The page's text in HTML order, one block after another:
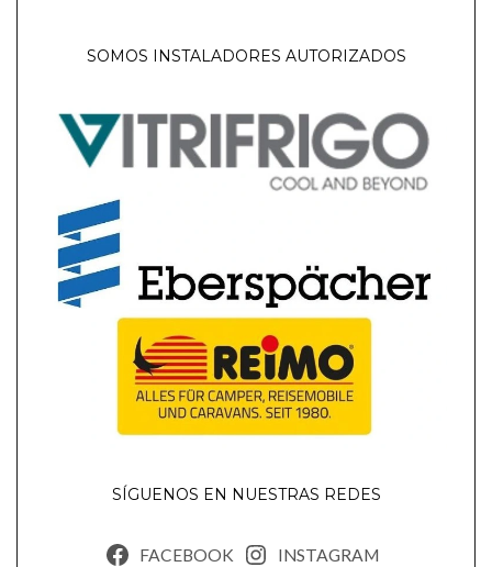
SOMOS INSTALADORES AUTORIZADOS
SÍGUENOS EN NUESTRAS REDES
FACEBOOK INSTAGRAM